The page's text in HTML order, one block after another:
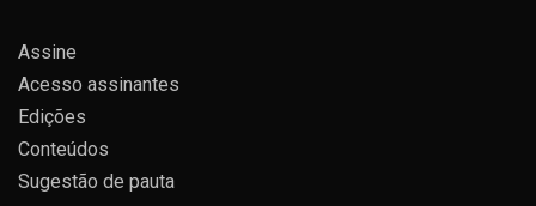
Assine
Acesso assinantes
Edições
Conteúdos
Sugestão de pauta